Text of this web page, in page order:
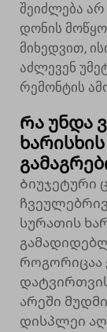
შეიძლება
დონის
მიხედვით,
აძლევენ
რემონტის
Რა უნდა
Ბიუჯეტური
სურათის
როგორიცაა
არეში
დისპლეი